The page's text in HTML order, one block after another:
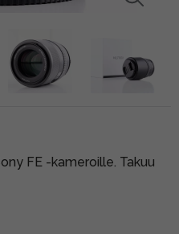
FE -kameroille. Takuu